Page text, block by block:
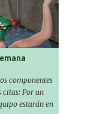
la jornada del
Los/las
la piscina a las
componentes
citas: Por un
estarán en